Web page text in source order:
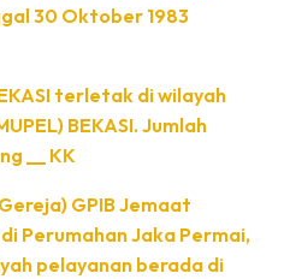
30 Oktober 1983
terletak di wilayah
BEKASI. Jumlah
__ KK
GPIB Jemaat
Perumahan Jaka Permai,
pelayanan berada di